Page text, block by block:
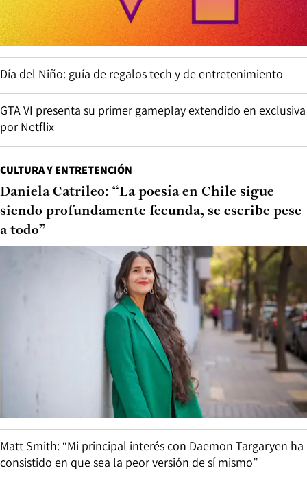
Día del Niño: guía de regalos tech y de entretenimiento
GTA VI presenta su primer gameplay extendido en exclusiva
por Netflix
CULTURA Y ENTRETENCIÓN
Daniela Catrileo: “La poesía en Chile sigue
siendo profundamente fecunda, se escribe pese
a todo”
Matt Smith: “Mi principal interés con Daemon Targaryen ha
consistido en que sea la peor versión de sí mismo”